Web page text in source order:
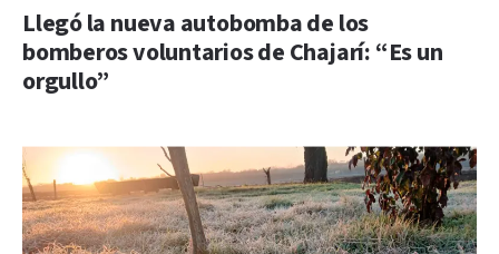
Llegó la nueva autobomba de los
bomberos voluntarios de Chajarí: “Es un
orgullo”